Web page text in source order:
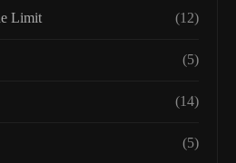
Limit (12)
(5)
(14)
(5)